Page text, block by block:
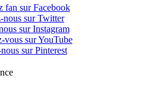
fan sur Facebook
nous sur Twitter
sur Instagram
vous sur YouTube
sur Pinterest